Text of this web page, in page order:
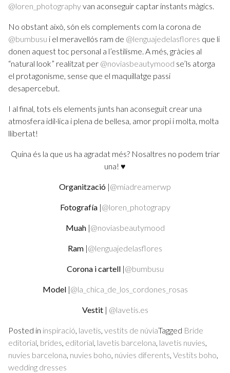
@loren_photographyvan aconseguir captar instants màgics.
No obstant això, són els complements com la corona de
@bumbusu i el meravellós ram de @lenguajedelasflores que li
donen aquest toc personal a l’estilisme. A més, gràcies al
“natural look” realitzat per @noviasbeautymood se’ls atorga
el protagonisme, sense que el maquillatge passi
desapercebut.
I al final, tots els elements junts han aconseguit crear una
atmosfera idíl·lica i plena de bellesa, amor propi i molta, molta
llibertat!
Quina és la que us ha agradat més? Nosaltres no podem triar
una! ♥
Organització |@miadreamerwp
Fotografía |@loren_photograpy
Muah |@noviasbeautymood
Ram |@lenguajedelasflores
Corona i cartell|@bumbusu
Model |@la_chica_de_los_cordones_rosas
Vestit | @lavetis.es
Posted in inspiració, lavetis, vestits de núviaTagged Bride
editorial, brides, editorial, lavetis barcelona, lavetis nuvies,
nuvies barcelona, nuvies boho, núvies diferents, Vestits boho,
wedding dresses